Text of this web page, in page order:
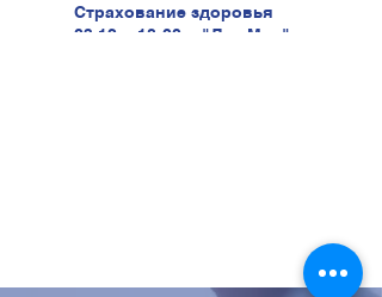
Страхование здоровья
03.12 в 18:00 в "Лао Мао" ул.